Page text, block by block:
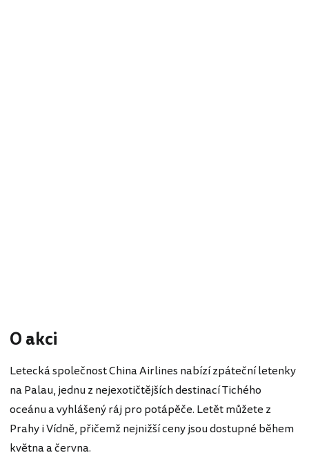
O akci
Letecká společnost China Airlines nabízí zpáteční letenky
na Palau, jednu z nejexotičtějších destinací Tichého
oceánu a vyhlášený ráj pro potápěče. Letět můžete z
Prahy i Vídně, přičemž nejnižší ceny jsou dostupné během
května a června.